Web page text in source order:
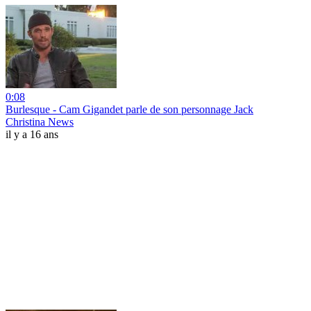
0:08
Burlesque - Cam Gigandet parle de son personnage Jack
Christina News
il y a 16 ans